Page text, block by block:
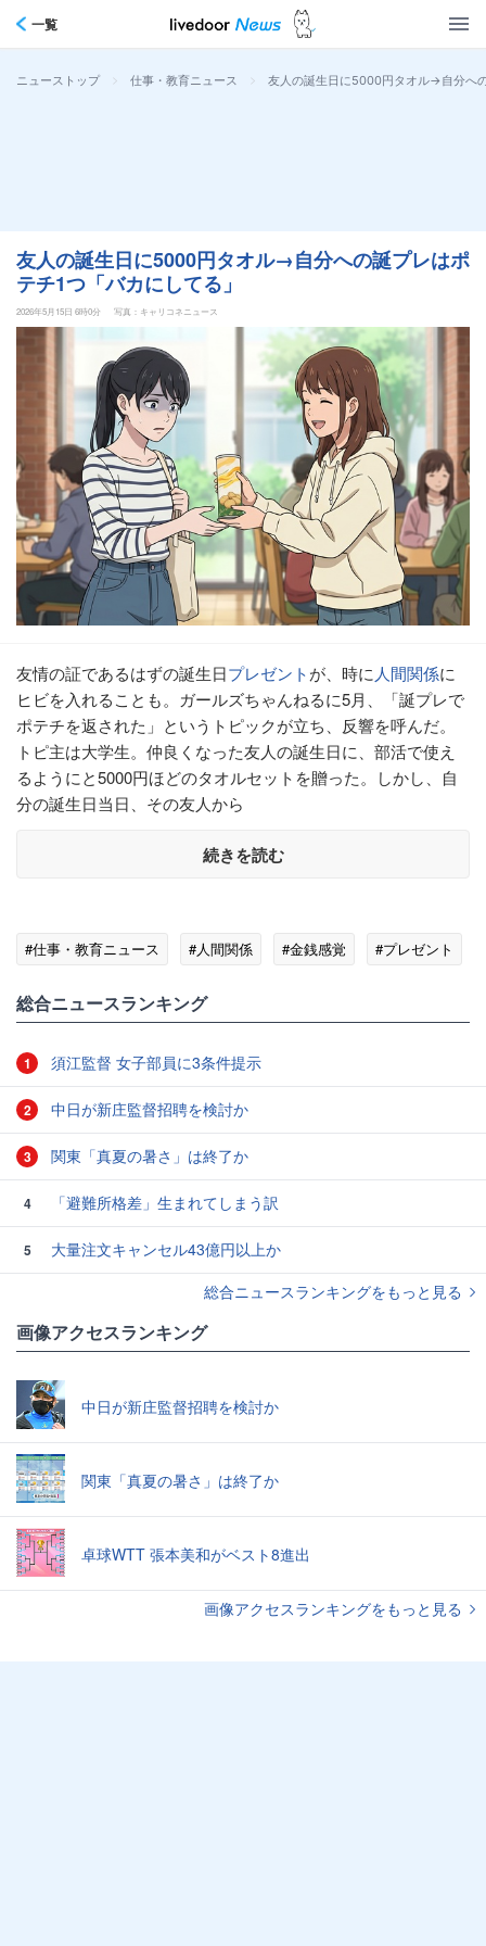
一覧
ニューストップ > 仕事・教育ニュース > 友人の誕生日に5000円タオル→自分へ
友人の誕生日に5000円タオル→自分への誕プレはポ
テチ1つ「バカにしてる」
2026年5月15日 6時0分 写真：キャリコネニュース
友情の証であるはずの誕生日プレゼントが、時に人間関係に
ヒビを入れることも。ガールズちゃんねるに5月、「誕プレで
ポテチを返された」というトピックが立ち、反響を呼んだ。
トピ主は大学生。仲良くなった友人の誕生日に、部活で使え
るようにと5000円ほどのタオルセットを贈った。しかし、自
分の誕生日当日、その友人から
続きを読む
#仕事・教育ニュース #人間関係 #金銭感覚 #プレゼント
総合ニュースランキング
1 須江監督 女子部員に3条件提示
2 中日が新庄監督招聘を検討か
3 関東「真夏の暑さ」は終了か
4 「避難所格差」生まれてしまう訳
5
大量注文キャンセル43億円以上か
総合ニュースランキングをもっと見る
画像アクセスランキング
中日が新庄監督招聘を検討か
関東「真夏の暑さ」は終了か
卓球WTT 張本美和がベスト8進出
画像アクセスランキングをもっと見る